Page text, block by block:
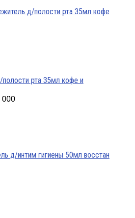
рта 35мл кофе и
ООО